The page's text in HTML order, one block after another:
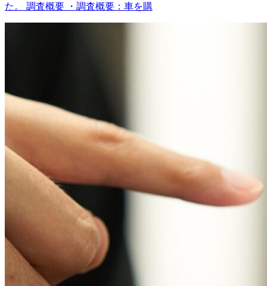
た。 調査概要 ・調査概要：車を購